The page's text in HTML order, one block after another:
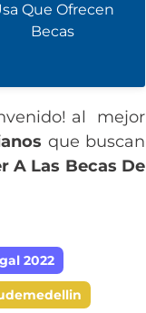
Que Ofrecen
Becas
al mejor
que buscan
A Las Becas De
2022